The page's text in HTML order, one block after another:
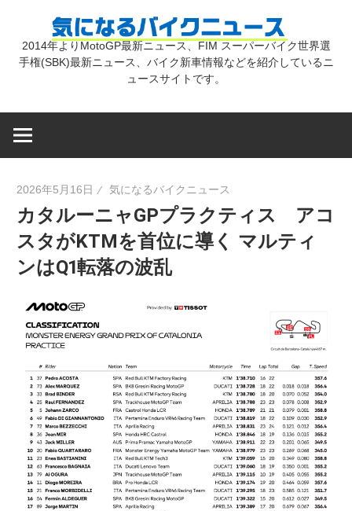
気
バ
ク
ニ
ュ
ー
2014年よりMotoGP最新ニュース、FIM スーパーバイク世界選
手権(SBK)最新ニュース、バイク新車情報などを紹介しているニ
ュースサイトです。
2026年5月16日 気になるバイクニュース
カタルーニャGPプラクティス アコ
スタがKTMを首位に導く マルティ
ンはQ1転落の波乱